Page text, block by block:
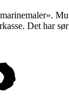
Det har